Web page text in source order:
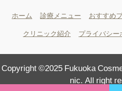
ホーム 診療メニュー おすすめ
クリニック紹介
プライバシー
Copyright ©2025 Fukuoka
nic. All right